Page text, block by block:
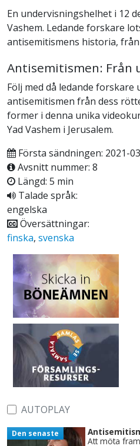
En undervisningshelhet i 12
Vashem. Ledande forskare
antisemitismens historia,
Antisemitismen: Från
Följ med då ledande forskare
antisemitismen från dess
former i denna unika
Yad Vashem i Jerusalem.
Första sändningen: 2021-
Avsnitt nummer: 8
Längd: 5 min
Talade språk:
engelska
Översättningar:
finska, svenska
AUTOPLAY
Den senaste
Att möta